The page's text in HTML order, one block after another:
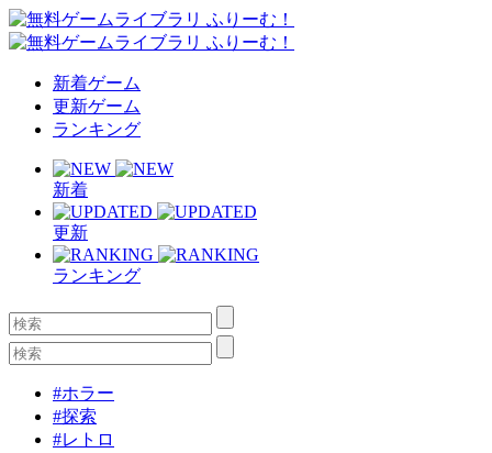
新着ゲーム
更新ゲーム
ランキング
新着
更新
ランキング
#ホラー
#探索
#レトロ